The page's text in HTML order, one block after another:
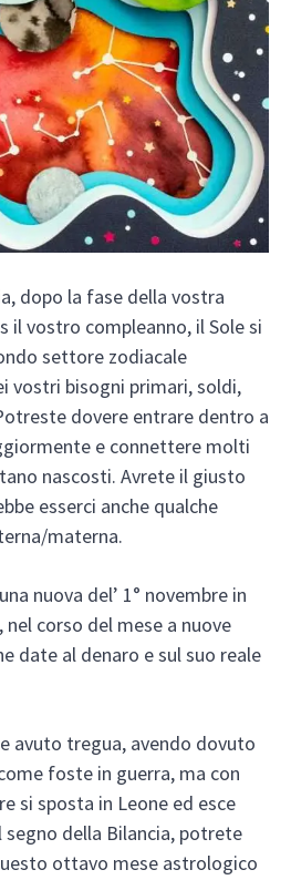
dopo la fase della vostra
il vostro compleanno, il Sole si
settore zodiacale
vostri bisogni primari, soldi,
dovere entrare dentro a
e connettere molti
nascosti. Avrete il giusto
esserci anche qualche
materna.
nuova del’ 1° novembre in
corso del mese a nuove
date al denaro e sul suo reale
avuto tregua, avendo dovuto
foste in guerra, ma con
si sposta in Leone ed esce
della Bilancia, potrete
ottavo mese astrologico